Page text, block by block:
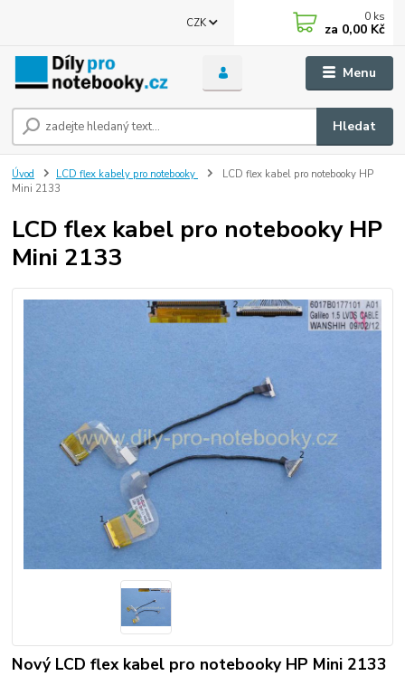
Menu
CZK
Hledat
0 ks
za 0,00 Kč
Úvod LCD flex kabely pro notebooky
LCD flex kabel pro notebooky HP
Mini 2133
LCD flex kabel pro notebooky HP
Mini 2133
Nový LCD flex kabel pro notebooky HP Mini 2133